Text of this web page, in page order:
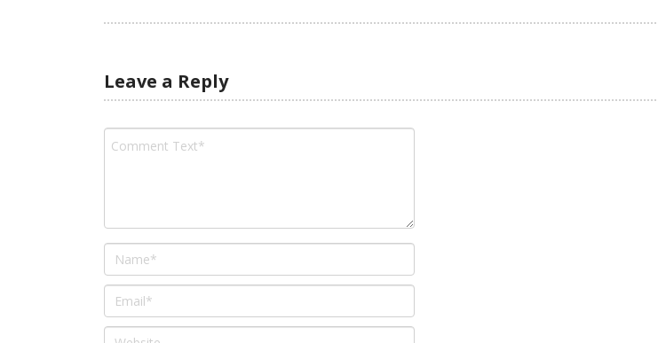
Leave a Reply